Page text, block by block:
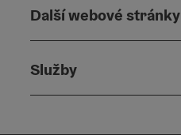
Další webové stránky
Služby